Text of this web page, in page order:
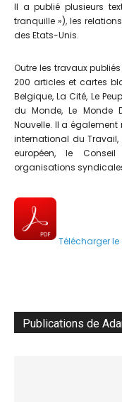
Il a publié plusieurs
tranquille »), les
des Etats-Unis.
Outre les travaux
200 articles et cartes
Belgique, La Cité, Le
du Monde, Le Monde
Nouvelle. Il a également
international du Travail,
européen, le
organisations
Télécharger
Publications de